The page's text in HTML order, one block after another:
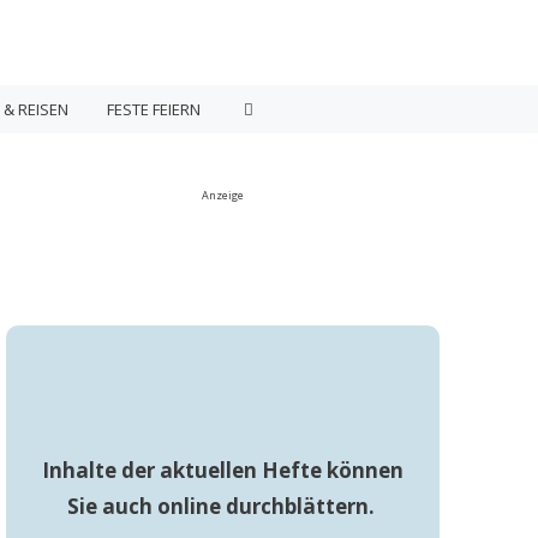
REISEN FESTE FEIERN
Anzeige
Inhalte der aktuellen Hefte können
Sie auch online durchblättern.